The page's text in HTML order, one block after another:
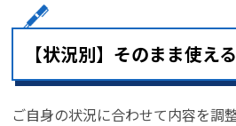
【状況別】そのまま使え
ご自身の状況に合わせて内容を調